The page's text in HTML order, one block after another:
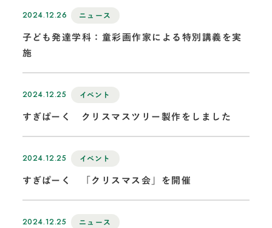
2024.12.26 ニュース
子ども発達学科：童彩画作家による特別講義を実
施
2024.12.25 イベント
すぎぱーく クリスマスツリー製作をしました
2024.12.25 イベント
すぎぱーく 「クリスマス会」を開催
2024.12.25 ニュース